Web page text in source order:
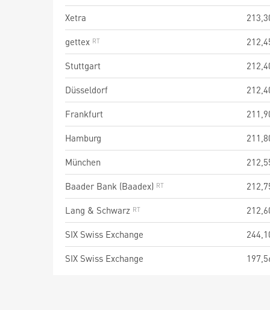
Xetra
gettex
Stuttgart
Düsseldorf
Frankfurt
Hamburg
München
Baader Bank (Baadex)
Lang & Schwarz
SIX Swiss Exchange
SIX Swiss Exchange